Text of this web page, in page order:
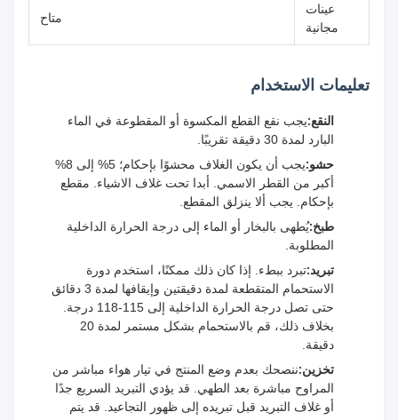
عينات
مجانية
متاح
تعليمات الاستخدام
النقع:يجب نقع القطع المكسوة أو المقطوعة في الماء
البارد لمدة 30 دقيقة تقريبًا.
حشو:
يجب أن يكون الغلاف محشوًا بإحكام؛ 5% إلى 8%
أكبر من القطر الاسمي. أبدا تحت غلاف الاشياء. مقطع
بإحكام. يجب ألا ينزلق المقطع.
طبخ:يُطهى بالبخار أو الماء إلى درجة الحرارة الداخلية
المطلوبة.
تبريد:تبرد ببطء. إذا كان ذلك ممكنًا، استخدم دورة
الاستحمام المتقطعة لمدة دقيقتين وإيقافها لمدة 3 دقائق
حتى تصل درجة الحرارة الداخلية إلى 115-118 درجة.
بخلاف ذلك، قم بالاستحمام بشكل مستمر لمدة 20
دقيقة.
تخزين:ننصحك بعدم وضع المنتج في تيار هواء مباشر من
المراوح مباشرة بعد الطهي. قد يؤدي التبريد السريع جدًا
أو غلاف التبريد قبل تبريده إلى ظهور التجاعيد. قد يتم